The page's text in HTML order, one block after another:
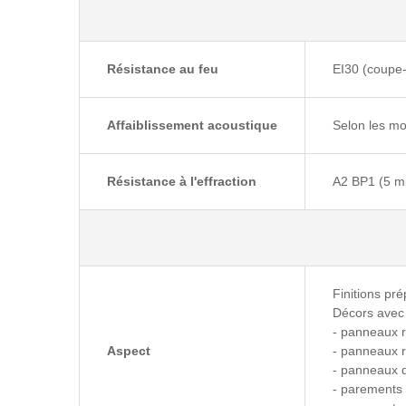
Résistance au feu EI30
Affaiblissement acoustique Selon les
Résistance à l'effraction A2 BP1 (5
Aspect
Finitions
Décors
- panneaux
- panneaux
- panneaux
- parements